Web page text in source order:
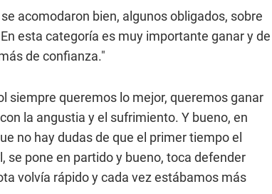
acomodaron bien, algunos obligados, sobre
esta categoría es muy importante ganar y de
de confianza."
siempre queremos lo mejor, queremos ganar
la angustia y el sufrimiento. Y bueno, en
no hay dudas de que el primer tiempo el
se pone en partido y bueno, toca defender
volvía rápido y cada vez estábamos más